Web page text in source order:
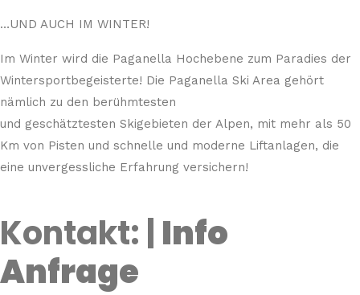
…UND AUCH IM WINTER!
Im Winter wird die Paganella Hochebene zum Paradies der
Wintersportbegeisterte! Die Paganella Ski Area gehört
nämlich zu den berühmtesten
und geschätztesten Skigebieten der Alpen, mit mehr als 50
Km von Pisten und schnelle und moderne Liftanlagen, die
eine unvergessliche Erfahrung versichern!
Kontakt: | Info
Anfrage